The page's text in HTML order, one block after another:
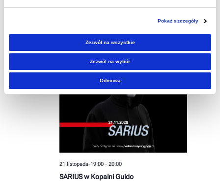
Pokaż szczegóły
Zezwól na wszystkie
Zezwól na wybór
Odmowa
SARIUS w Kopalni Guido
21 listopada-19:00- 20:00